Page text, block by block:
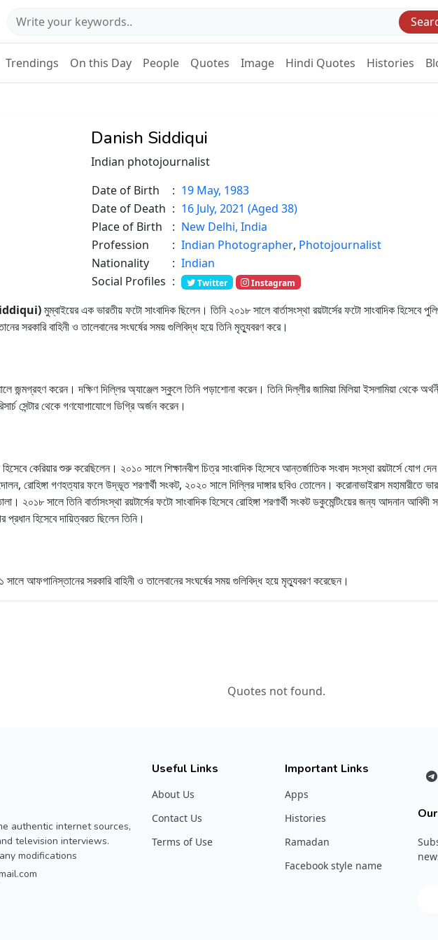
Trendings On this Day People Quotes Image Hindi Quotes Histories
Danish Siddiqui
Indian photojournalist
Date of Birth
: 19 May, 1983
Date of Death : 16 July, 2021 (Aged 38)
Place of Birth
: New Delhi, India
Profession
: Indian Photographer, Photojournalist
Nationality
: Indian
Social Profiles : Twitter Instagram
Siddiqui)মুম্বাইয়ের এক ভারতীয় ফটো সাংবাদিক ছিলেন। তিনি ২০১৮ সালে বার্তাসংস্থা রয়টার্সের ফটো সাংবাদিক
সরকারি বাহিনী ও তালেবানের সংঘর্ষের সময় গুলিবিদ্ধ হয়ে তিনি মৃত্যুবরণ করে।
জন্মগ্রহণ করেন। দক্ষিণ দিল্লির অ্যাঞ্জেল স্কুলে তিনি পড়াশোনা করেন। তিনি দিল্লীর জামিয়া মিলিয়া ইসলামিয়া থেকে
সেন্টার থেকে গণযোগাযোগে ডিগ্রি অর্জন করেন।
হিসেবে কেরিয়ার শুরু করেছিলেন। ২০১০ সালে শিক্ষানবীশ চিত্র সাংবাদিক হিসেবে আন্তর্জাতিক সংবাদ সংস্থা রয়টার্সে
রোহিঙ্গা গণহত্যার ফলে উদ্ভূত শরণার্থী সংকট, ২০২০ সালে দিল্লির দাঙ্গার ছবিও তোলেন। করোনাভাইরাস মহামারীতে
২০১৮ সালে তিনি বার্তাসংস্থা রয়টার্সের ফটো সাংবাদিক হিসেবে রোহিঙ্গা শরণার্থী সংকট ডকুমেন্টিংয়ের জন্য আদনান
প্রধান হিসেবে দায়িত্বরত ছিলেন তিনি।
সালে আফগানিস্তানের সরকারি বাহিনী ও তালেবানের সংঘর্ষের সময় গুলিবিদ্ধ হয়ে মৃত্যুবরণ করেছেন।
Quotes not found.
authentic internet sources,
television interviews.
modifications
Useful Links
About Us
Contact Us
Terms of Use
Important Links
Apps
Histories
Ramadan
Facebook style name